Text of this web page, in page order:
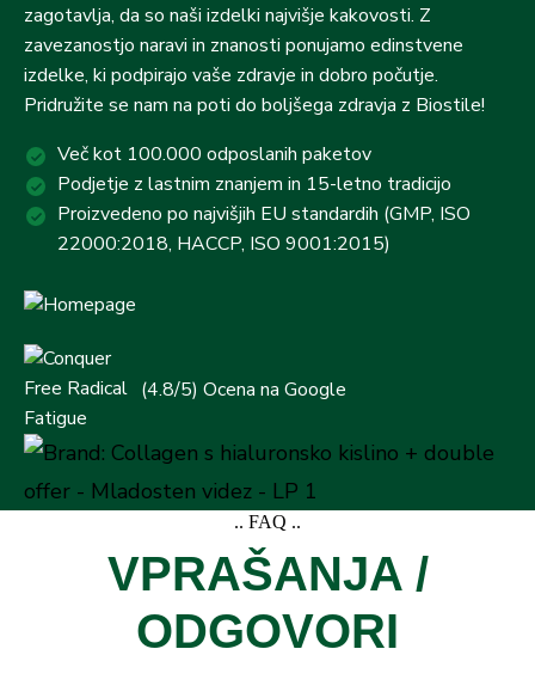
zagotavlja, da so naši izdelki najvišje kakovosti. Z
zavezanostjo naravi in znanosti ponujamo edinstvene
izdelke, ki podpirajo vaše zdravje in dobro počutje.
Pridružite se nam na poti do boljšega zdravja z Biostile!
Več kot 100.000 odposlanih paketov
Podjetje z lastnim znanjem in 15-letno tradicijo
Proizvedeno po najvišjih EU standardih (GMP, ISO
22000:2018, HACCP, ISO 9001:2015)
(4.8/5) Ocena na Google
.. FAQ ..
VPRAŠANJA /
ODGOVORI